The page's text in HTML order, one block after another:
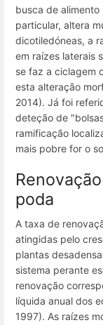
busca de
particular, altera
dicotiledóneas, a
em raízes laterais
se faz a ciclagem
esta alteração
2014). Já foi
deteção de
ramificação
mais pobre for o
poda
A taxa de
atingidas pelo
plantas
sistema perante
renovação
líquida anual dos
1997). As raízes